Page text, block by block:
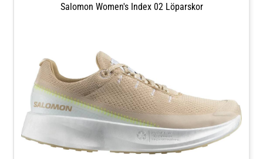
Salomon Women's Index 02 Löparskor